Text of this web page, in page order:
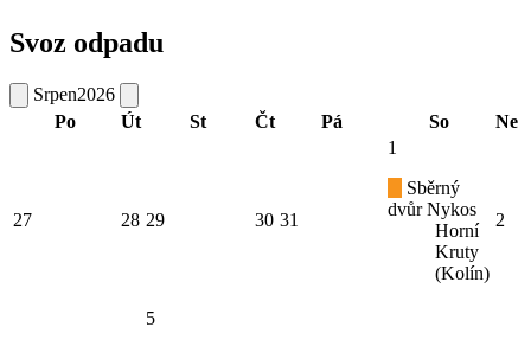
Svoz odpadu
Srpen2026
Po
Út St Čt Pá So Ne
27 28 29 30 31
1
Sběrný
dvůr Nykos
Horní
Kruty
(Kolín)
2
5